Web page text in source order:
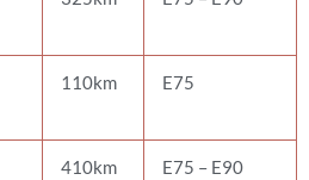
110km E75
410km E75 – E90